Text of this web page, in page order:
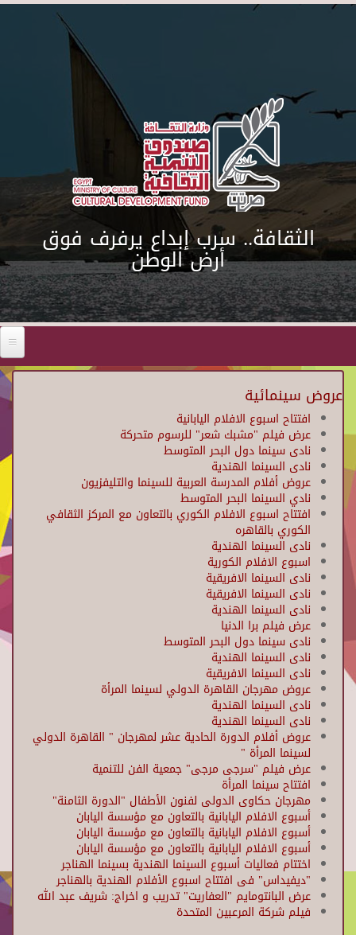
Skip to main content
الثقافة.. سرب إبداع يرفرف فوق
أرض الوطن
عروض سينمائية
افتتاح اسبوع الافلام اليابانية
عرض فيلم "مشبك شعر" للرسوم متحركة
نادى سينما دول البحر المتوسط
نادى السينما الهندية
عروض أفلام المدرسة العربية للسينما والتليفزيون
نادي السينما البحر المتوسط
افتتاح اسبوع الافلام الكوري بالتعاون مع المركز الثقافي
الكوري بالقاهره
نادى السينما الهندية ‏
اسبوع الافلام الكورية
نادى السينما الافريقية
نادى السينما الافريقية
نادى السينما الهندية
عرض فيلم برا الدنيا
نادى سينما دول البحر المتوسط
نادى السينما الهندية
نادى السينما الافريقية
عروض مهرجان القاهرة الدولي لسينما المرأة
نادى السينما الهندية
نادى السينما الهندية
عروض أفلام الدورة الحادية عشر لمهرجان " القاهرة الدولي
لسينما المرأة "
عرض فيلم "سرجى مرجى" جمعية الفن للتنمية
افتتاح سينما المرأة
مهرجان حكاوى الدولى لفنون الأطفال "الدورة الثامنة"
أسبوع الافلام اليابانية بالتعاون مع مؤسسة اليابان
أسبوع الافلام اليابانية بالتعاون مع مؤسسة اليابان
أسبوع الافلام اليابانية بالتعاون مع مؤسسة اليابان
اختتام فعاليات أسبوع السينما الهندية بسينما الهناجر
"ديفيداس" فى افتتاح اسبوع الأفلام الهندية بالهناجر
عرض البانتومايم "العفاريت" تدريب و اخراج: شريف عبد الله
فيلم شركة المرعبين المتحدة